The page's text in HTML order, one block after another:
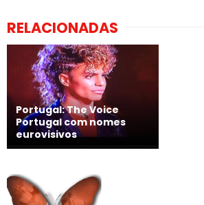
RELACIONADAS
Portugal: The Voice
Portugal com nomes
eurovisivos